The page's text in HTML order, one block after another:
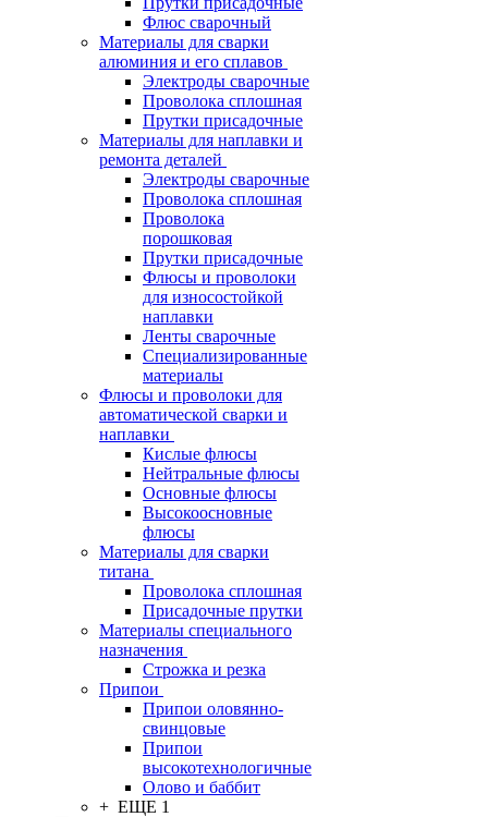
Флюс сварочный
Материалы для сварки
алюминия и его сплавов
Электроды сварочные
Проволока сплошная
Прутки присадочные
Материалы для наплавки и
ремонта деталей
Электроды сварочные
Проволока сплошная
Проволока
порошковая
Прутки присадочные
Флюсы и проволоки
для износостойкой
наплавки
Ленты сварочные
Специализированные
материалы
Флюсы и проволоки для
автоматической сварки и
наплавки
Кислые флюсы
Нейтральные флюсы
Основные флюсы
Высокоосновные
флюсы
Материалы для сварки
титана
Проволока сплошная
Присадочные прутки
Материалы специального
назначения
Строжка и резка
Припои
Припои оловянно-
свинцовые
Припои
высокотехнологичные
Олово и баббит
+ ЕЩЕ 1